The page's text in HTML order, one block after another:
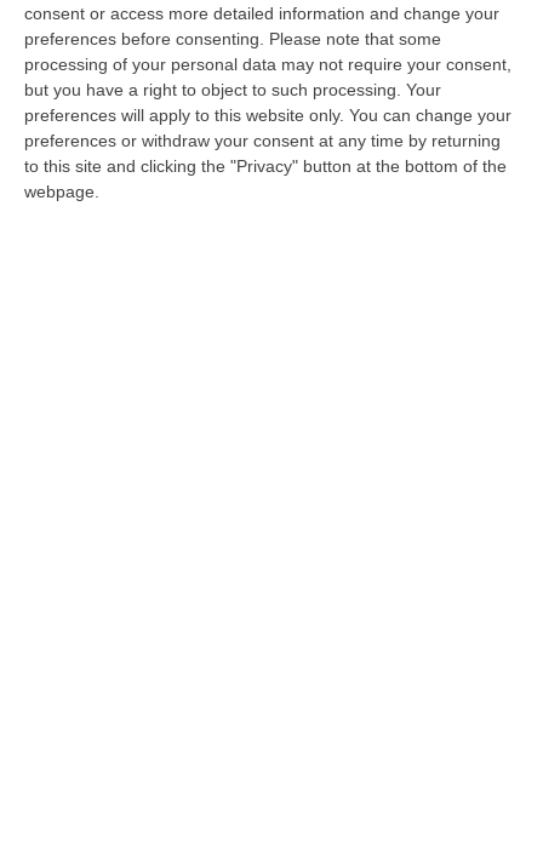
consent or access more detailed information and change your
preferences before consenting.
Please note that some
processing of your personal data may not require your consent,
but you have a right to object to such processing. Your
preferences will apply to this website only. You can change your
preferences or withdraw your consent at any time by returning
to this site and clicking the "Privacy" button at the bottom of the
webpage.